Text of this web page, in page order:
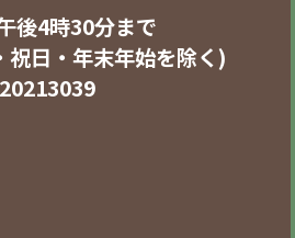
後4時30分まで
祝日・年末年始を除く)